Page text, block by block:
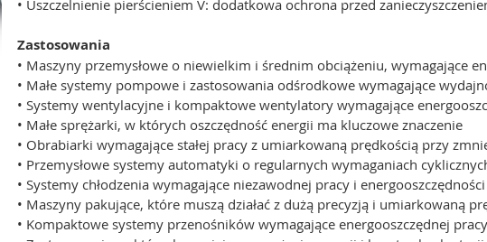
• Uszczelnienie pierścieniem V: dodatkowa ochrona przed
Zastosowania
• Maszyny przemysłowe o niewielkim i średnim obciążeniu, wymagające
• Małe systemy pompowe i zastosowania odśrodkowe wymagające
• Systemy wentylacyjne i kompaktowe wentylatory wymagające
• Małe sprężarki, w których oszczędność energii ma kluczowe znaczenie
• Obrabiarki wymagające stałej pracy z umiarkowaną prędkością przy
• Przemysłowe systemy automatyki o regularnych wymaganiach
• Systemy chłodzenia wymagające niezawodnej pracy i energooszczędności
• Maszyny pakujące, które muszą działać z dużą precyzją i umiarkowaną
• Kompaktowe systemy przenośników wymagające energooszczędnej